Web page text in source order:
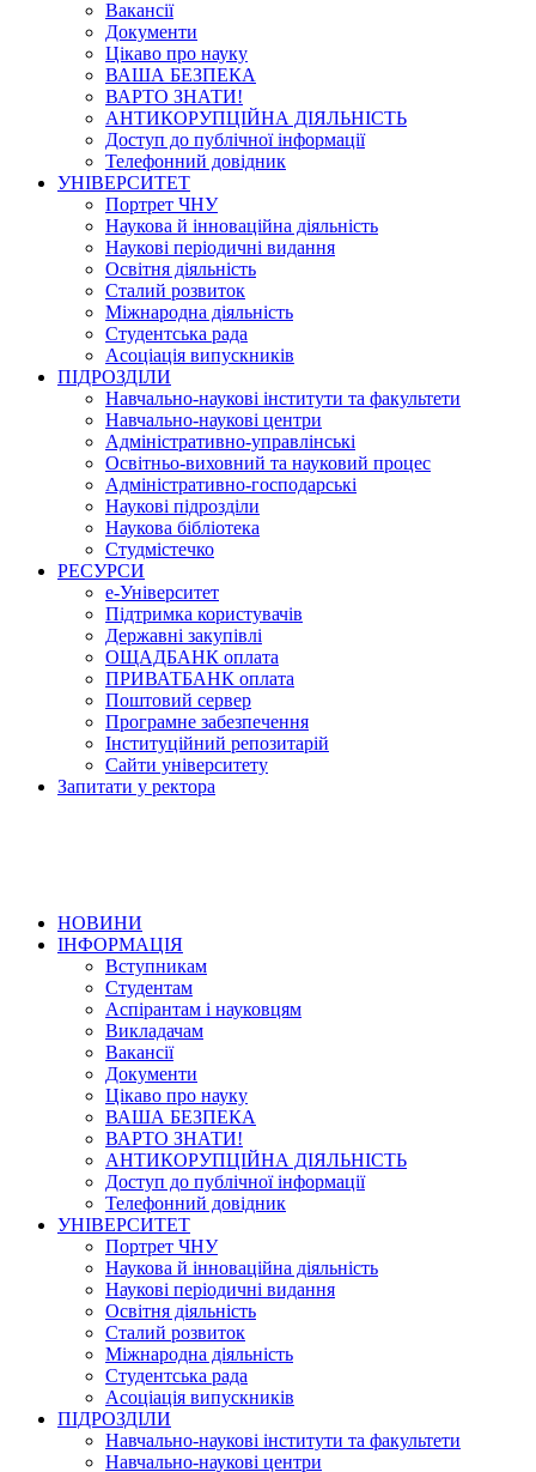
Вакансії
Документи
Цікаво про науку
ВАША БЕЗПЕКА
ВАРТО ЗНАТИ!
АНТИКОРУПЦІЙНА ДІЯЛЬНІСТЬ
Доступ до публічної інформації
Телефонний довідник
УНІВЕРСИТЕТ
Портрет ЧНУ
Наукова й інноваційна діяльність
Наукові періодичні видання
Освітня діяльність
Сталий розвиток
Міжнародна діяльність
Студентська рада
Асоціація випускників
ПІДРОЗДІЛИ
Навчально-наукові інститути та факультети
Навчально-наукові центри
Адміністративно-управлінські
Освітньо-виховний та науковий процес
Адміністративно-господарські
Наукові підрозділи
Наукова бібліотека
Студмістечко
РЕСУРСИ
е-Університет
Підтримка користувачів
Державні закупівлі
ОЩАДБАНК оплата
ПРИВАТБАНК оплата
Поштовий сервер
Програмне забезпечення
Інституційний репозитарій
Сайти університету
Запитати у ректора
НОВИНИ
ІНФОРМАЦІЯ
Вступникам
Студентам
Аспірантам і науковцям
Викладачам
Вакансії
Документи
Цікаво про науку
ВАША БЕЗПЕКА
ВАРТО ЗНАТИ!
АНТИКОРУПЦІЙНА ДІЯЛЬНІСТЬ
Доступ до публічної інформації
Телефонний довідник
УНІВЕРСИТЕТ
Портрет ЧНУ
Наукова й інноваційна діяльність
Наукові періодичні видання
Освітня діяльність
Сталий розвиток
Міжнародна діяльність
Студентська рада
Асоціація випускників
ПІДРОЗДІЛИ
Навчально-наукові інститути та факультети
Навчально-наукові центри